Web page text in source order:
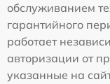
обслуживанием
гарантийного
работает
авторизации от
указанные на